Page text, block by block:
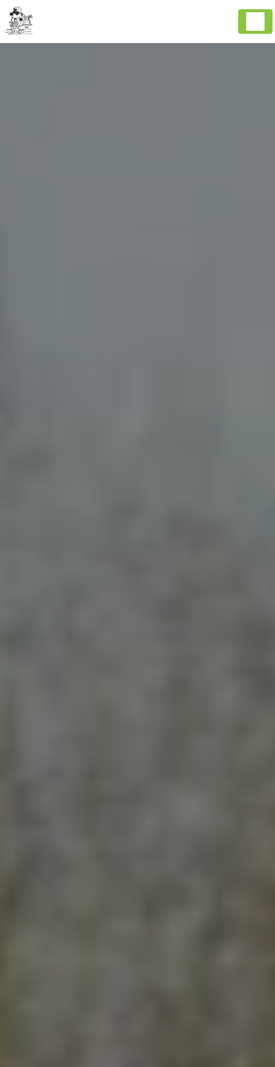
Panneau de gestion des cookies